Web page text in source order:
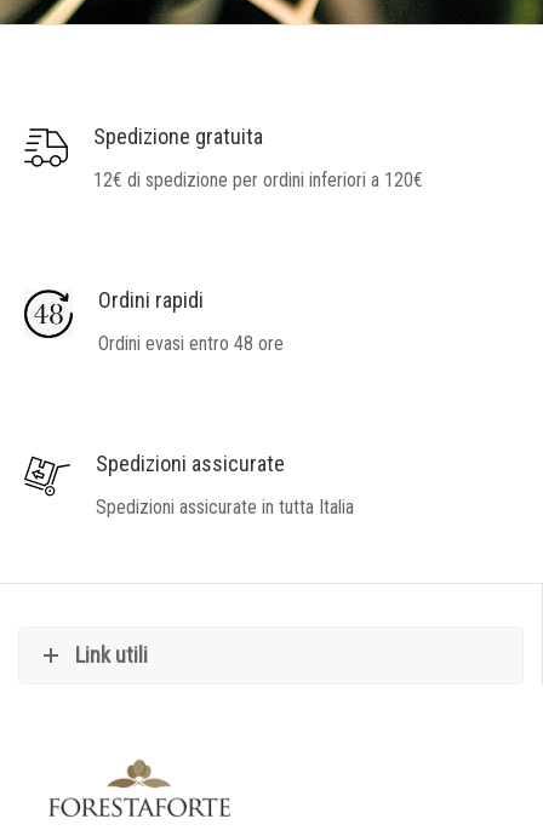
Spedizione gratuita
12€ di spedizione per ordini inferiori a 120€
Ordini rapidi
Ordini evasi entro 48 ore
Spedizioni assicurate
Spedizioni assicurate in tutta Italia
Link utili